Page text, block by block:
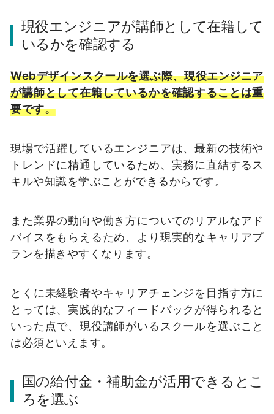
現役エンジニアが講師として在籍して
いるかを確認する
Webデザインスクールを選ぶ際、現役エンジニア
が講師として在籍しているかを確認することは重
要です。
現場で活躍しているエンジニアは、最新の技術や
トレンドに精通しているため、実務に直結するス
キルや知識を学ぶことができるからです。
また業界の動向や働き方についてのリアルなアド
バイスをもらえるため、より現実的なキャリアプ
ランを描きやすくなります。
とくに未経験者やキャリアチェンジを目指す方に
とっては、実践的なフィードバックが得られると
いった点で、現役講師がいるスクールを選ぶこと
は必須といえます。
国の給付金・補助金が活用できるとこ
ろを選ぶ